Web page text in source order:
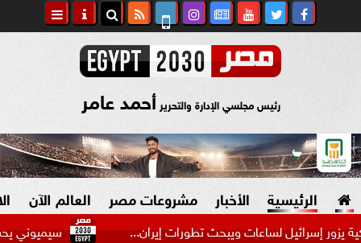
رئيس مجلسي الإدارة والتحرير أحمد عامر
الرئيسية الأخبار مشروعات مصر العالم الآن
سيميوني يحسم إسرائيل لساعات ويبحث تطورات إيران...